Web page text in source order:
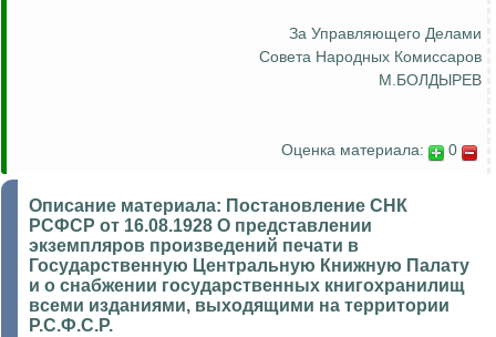
За Управляющего Делами
Совета Народных Комиссаров
М.БОЛДЫРЕВ
Оценка материала: 0
Описание материала: Постановление СНК
РСФСР от 16.08.1928 О представлении
экземпляров произведений печати в
Государственную Центральную Книжную Палату
и о снабжении государственных книгохранилищ
всеми изданиями, выходящими на территории
Р.С.Ф.С.Р.